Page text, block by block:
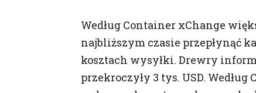
Według Container xChange
najbliższym czasie przepłynąć
kosztach wysyłki. Drewry
przekroczyły 3 tys. USD.
Zgoda dotyczy
internetowych,
zapisywanych w
Kto administruje